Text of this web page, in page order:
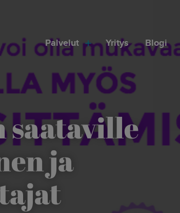
Palvelut Yritys Blogi
saataville
ja